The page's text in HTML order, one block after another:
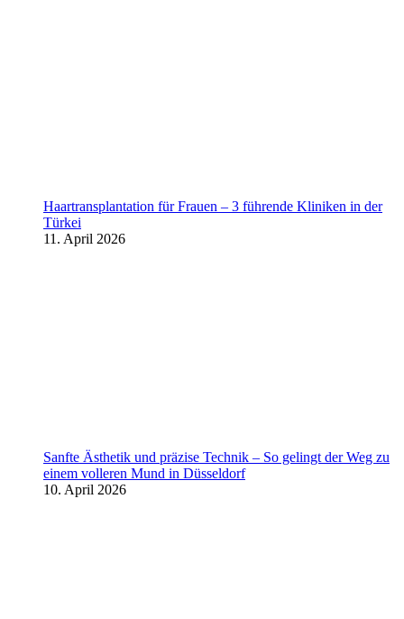
Haartransplantation für Frauen – 3 führende Kliniken in der
Türkei
11. April 2026
Sanfte Ästhetik und präzise Technik – So gelingt der Weg zu
einem volleren Mund in Düsseldorf
10. April 2026